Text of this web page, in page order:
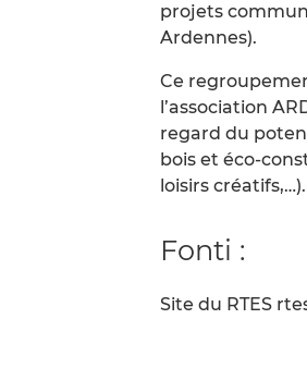
projets
Ardennes).
Ce
l’association
regard du
bois et éco-
loisirs créatifs,…).
Fonti :
Site du RTES